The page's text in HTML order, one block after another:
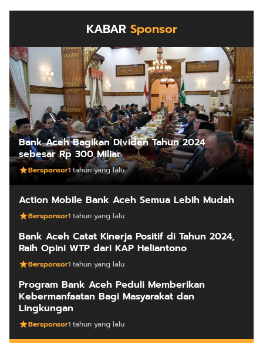
KABAR Sponsor
Bank Aceh Bagikan Dividen Tahun 2024
sebesar Rp 300 Miliar
Bersponsor1 tahun yang lalu
Action Mobile Bank Aceh Semua Lebih Mudah
Bersponsor1 tahun yang lalu
Bank Aceh Catat Kinerja Positif di Tahun 2024,
Raih Opini WTP dari KAP Heliantono
Bersponsor1 tahun yang lalu
Program Bank Aceh Peduli Memberikan
Kebermanfaatan Bagi Masyarakat dan
Lingkungan
Bersponsor1 tahun yang lalu